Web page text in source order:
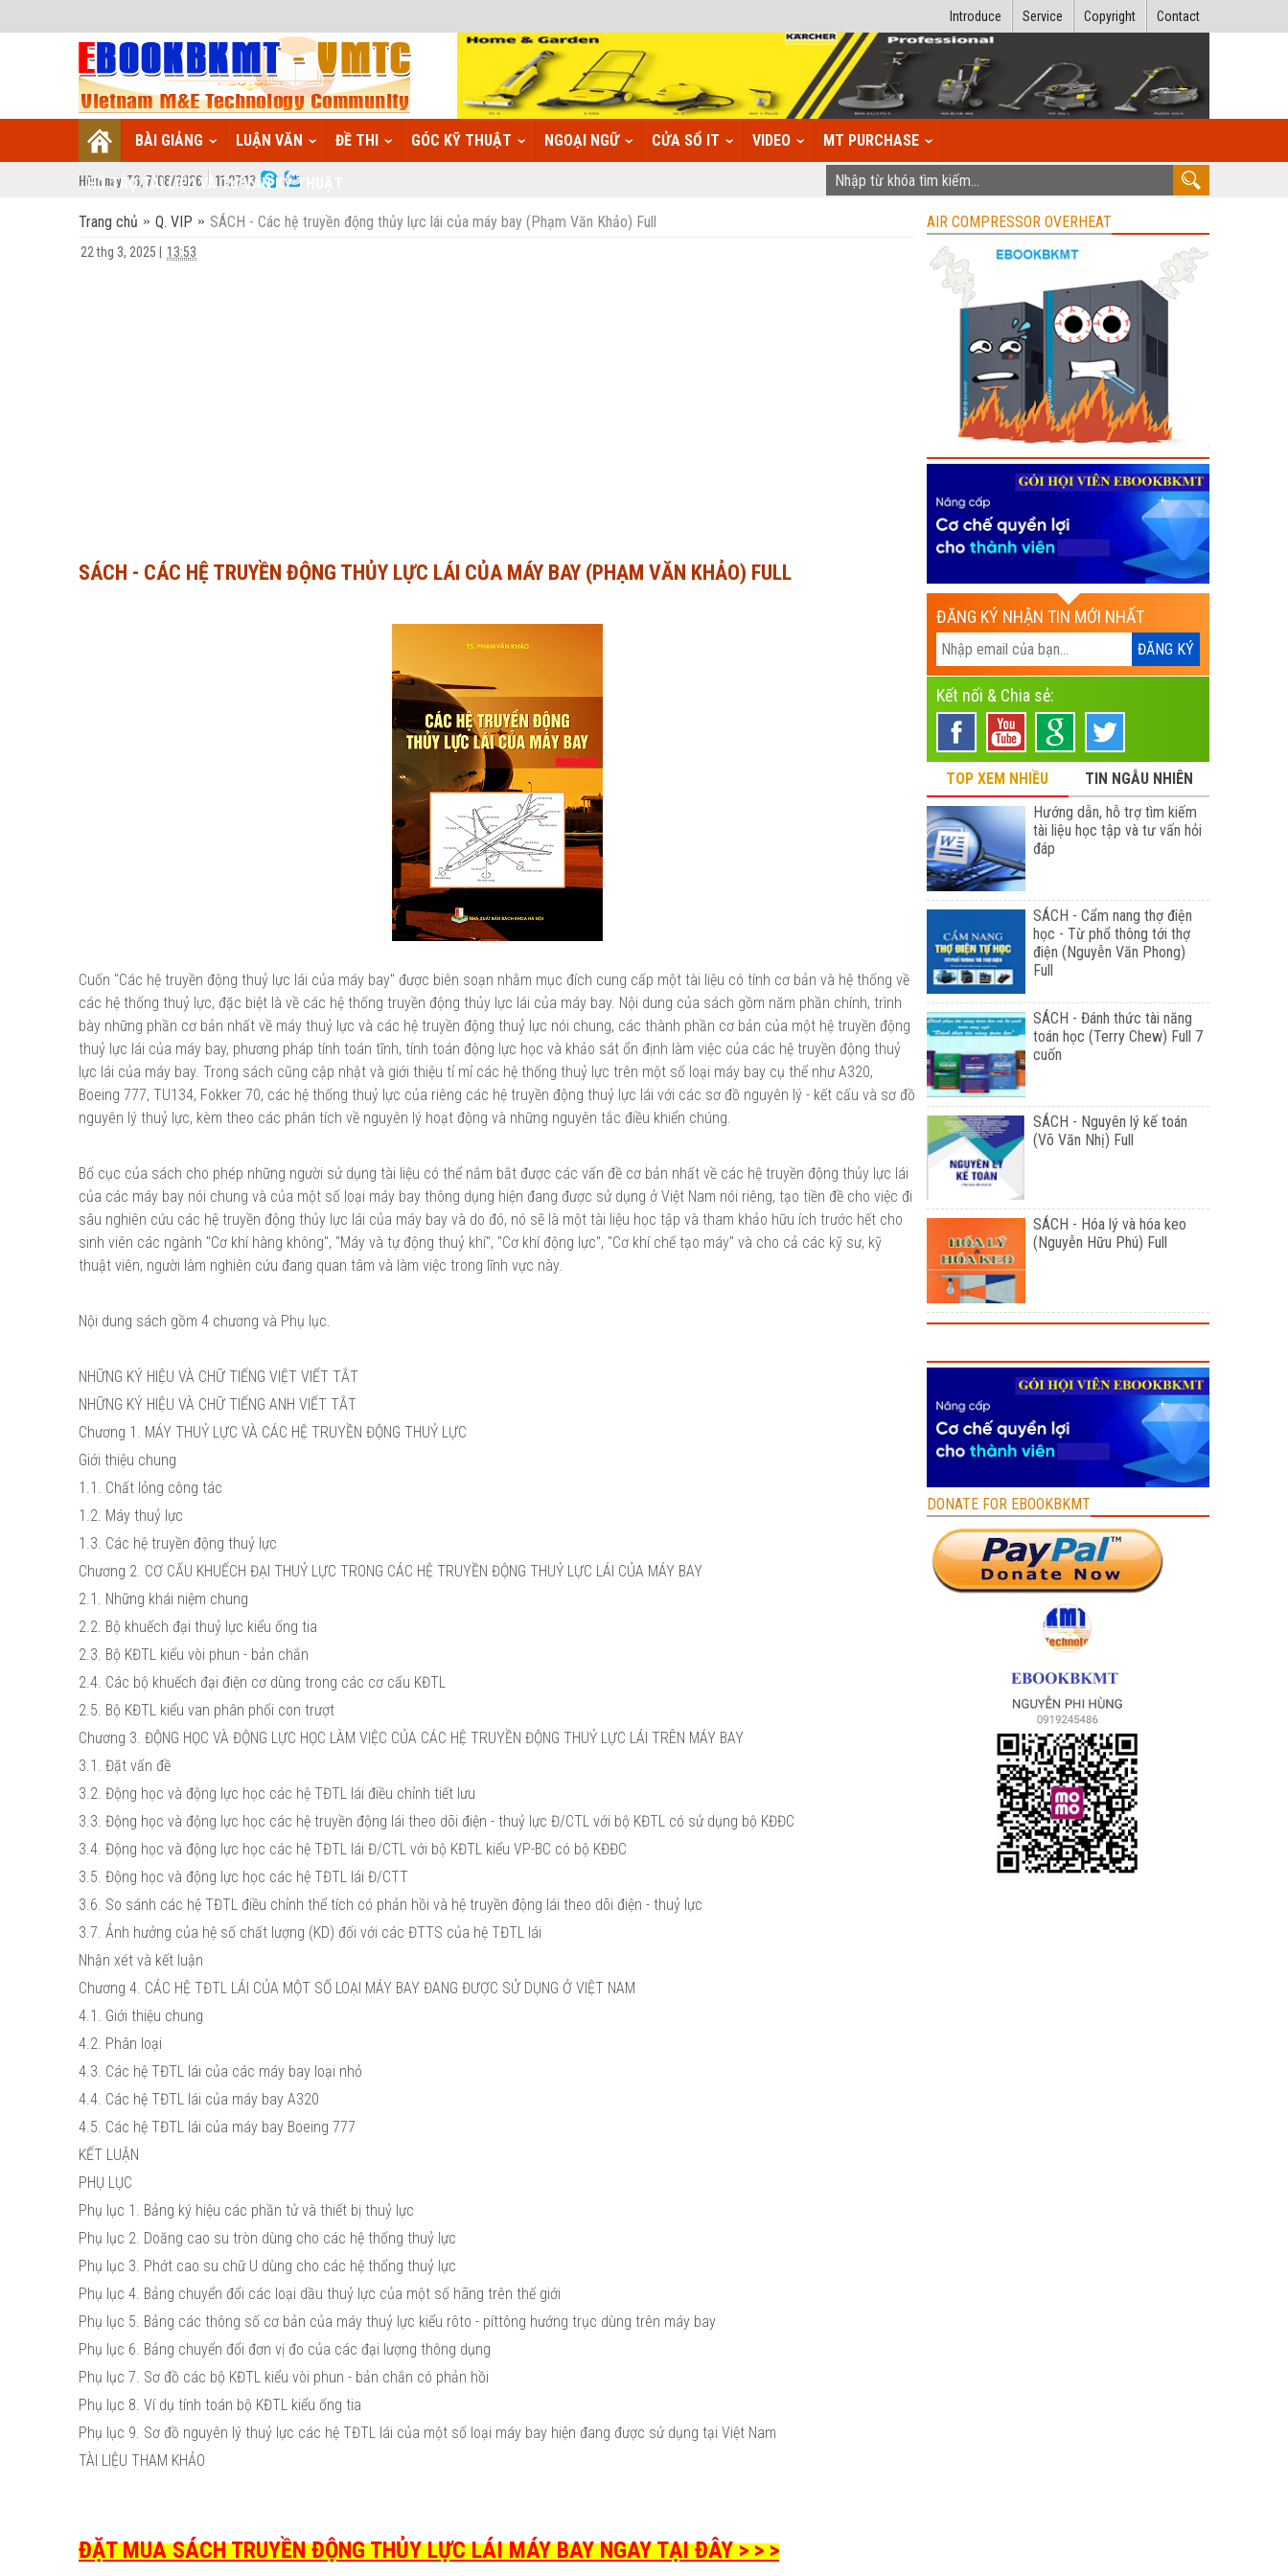
Contact
Copyright
Service
Introduce
BÀI GIẢNG LUẬN VĂN ĐỀ THI GÓC KỸ THUẬT NGOẠI NGỮ CỬA SỔ IT VIDEO MT PURCHASE
HỖ TRỢ TÀI LIỆU VÀ TƯ VẤN KỸ THUẬT
Hôm nay: T6, 7/08/2026 11:27:14
Trang chủ Q. VIP SÁCH - Các hệ truyền động thủy lực lái của máy bay (Phạm Văn Khảo) Full
22 thg 3, 2025 13:53
SÁCH - CÁC HỆ TRUYỀN ĐỘNG THỦY LỰC LÁI CỦA MÁY BAY (PHẠM VĂN KHẢO) FULL
Cuốn "Các hệ truyền động thuỷ lực lái của máy bay" được biên soạn nhằm mục đích cung cấp một tài liệu có tính cơ bản và hệ thống về
các hệ thống thuỷ lực, đặc biệt là về các hệ thống truyền động thủy lực lái của máy bay. Nội dung của sách gồm năm phần chính, trình
bày những phần cơ bản nhất về máy thuỷ lực và các hệ truyền động thuỷ lực nói chung, các thành phần cơ bản của một hệ truyền động
thuỷ lực lái của máy bay, phương pháp tính toán tĩnh, tính toán động lực học và khảo sát ổn định làm việc của các hệ truyền động thuỷ
lực lái của máy bay. Trong sách cũng cập nhật và giới thiệu tỉ mỉ các hệ thống thuỷ lực trên một số loại máy bay cụ thể như A320,
Boeing 777, TU134, Fokker 70, các hệ thống thuỷ lực của riêng các hệ truyền động thuỷ lực lái với các sơ đồ nguyên lý - kết cấu và sơ đồ
nguyên lý thuỷ lực, kèm theo các phân tích về nguyên lý hoạt động và những nguyên tắc điều khiển chúng.
Bố cục của sách cho phép những người sử dụng tài liệu có thể nắm bắt được các vấn đề cơ bản nhất về các hệ truyền động thủy lực lái
của các máy bay nói chung và của một số loại máy bay thông dụng hiện đang được sử dụng ở Việt Nam nói riêng, tạo tiền đề cho việc đi
sâu nghiên cứu các hệ truyền động thủy lực lái của máy bay và do đó, nó sẽ là một tài liệu học tập và tham khảo hữu ích trước hết cho
sinh viên các ngành "Cơ khí hàng không", "Máy và tự động thuỷ khí", "Cơ khí động lực", "Cơ khí chế tạo máy" và cho cả các kỹ sư, kỹ
thuật viên, người làm nghiên cứu đang quan tâm và làm việc trong lĩnh vực này.
Nội dung sách gồm 4 chương và Phụ lục.
NHỮNG KÝ HIỆU VÀ CHỮ TIẾNG VIỆT VIẾT TẮT
NHỮNG KÝ HIỆU VÀ CHỮ TIẾNG ANH VIẾT TẮT
Chương 1. MÁY THUỶ LỰC VÀ CÁC HỆ TRUYỀN ĐỘNG THUỶ LỰC
Giới thiệu chung
1.1. Chất lỏng công tác
1.2. Máy thuỷ lực
1.3. Các hệ truyền động thuỷ lực
Chương 2. CƠ CẤU KHUẾCH ĐẠI THUỶ LỰC TRONG CÁC HỆ TRUYỀN ĐỘNG THUỶ LỰC LÁI CỦA MÁY BAY
2.1. Những khái niệm chung
2.2. Bộ khuếch đại thuỷ lực kiểu ống tia
2.3. Bộ KĐTL kiểu vòi phun - bản chắn
2.4. Các bộ khuếch đại điện cơ dùng trong các cơ cấu KĐTL
2.5. Bộ KĐTL kiểu van phân phối con trượt
Chương 3. ĐỘNG HỌC VÀ ĐỘNG LỰC HỌC LÀM VIỆC CỦA CÁC HỆ TRUYỀN ĐỘNG THUỶ LỰC LÁI TRÊN MÁY BAY
3.1. Đặt vấn đề
3.2. Động học và động lực học các hệ TĐTL lái điều chỉnh tiết lưu
3.3. Động học và động lực học các hệ truyền động lái theo dõi điện - thuỷ lực Đ/CTL với bộ KĐTL có sử dụng bộ KĐĐC
3.4. Động học và động lực học các hệ TĐTL lái Đ/CTL với bộ KĐTL kiểu VP-BC có bộ KĐĐC
3.5. Động học và động lực học các hệ TĐTL lái Đ/CTT
3.6. So sánh các hệ TĐTL điều chỉnh thể tích có phản hồi và hệ truyền động lái theo dõi điện - thuỷ lực
3.7. Ảnh hưởng của hệ số chất lượng (KD) đối với các ĐTTS của hệ TĐTL lái
Nhận xét và kết luận
Chương 4. CÁC HỆ TĐTL LÁI CỦA MỘT SỐ LOẠI MÁY BAY ĐANG ĐƯỢC SỬ DỤNG Ở VIỆT NAM
4.1. Giới thiệu chung
4.2. Phân loại
4.3. Các hệ TĐTL lái của các máy bay loại nhỏ
4.4. Các hệ TĐTL lái của máy bay A320
4.5. Các hệ TĐTL lái của máy bay Boeing 777
KẾT LUẬN
PHỤ LỤC
Phụ lục 1. Bảng ký hiệu các phần tử và thiết bị thuỷ lực
Phụ lục 2. Doăng cao su tròn dùng cho các hệ thống thuỷ lực
Phụ lục 3. Phớt cao su chữ U dùng cho các hệ thống thuỷ lực
Phụ lục 4. Bảng chuyển đổi các loại dầu thuỷ lực của một số hãng trên thế giới
Phụ lục 5. Bảng các thông số cơ bản của máy thuỷ lực kiểu rôto - píttông hướng trục dùng trên máy bay
Phụ lục 6. Bảng chuyển đổi đơn vị đo của các đại lượng thông dụng
Phụ lục 7. Sơ đồ các bộ KĐTL kiểu vòi phun - bản chắn có phản hồi
Phụ lục 8. Ví dụ tính toán bộ KĐTL kiểu ống tia
Phụ lục 9. Sơ đồ nguyên lý thuỷ lực các hệ TĐTL lái của một số loại máy bay hiện đang được sử dụng tại Việt Nam
TÀI LIỆU THAM KHẢO
ĐẶT MUA SÁCH TRUYỀN ĐỘNG THỦY LỰC LÁI MÁY BAY NGAY TẠI ĐÂY > > >
AIR COMPRESSOR OVERHEAT
ĐĂNG KÝ NHẬN TIN MỚI NHẤT
Kết nối & Chia sẻ:
TOP XEM NHIỀU
TIN NGẪU NHIÊN
Hướng dẫn, hỗ trợ tìm kiếm
tài liệu học tập và tư vấn hỏi
đáp
SÁCH - Cẩm nang thợ điện
học - Từ phổ thông tới thợ
điện (Nguyễn Văn Phong)
Full
SÁCH - Đánh thức tài năng
toán học (Terry Chew) Full 7
cuốn
SÁCH - Nguyên lý kế toán
(Võ Văn Nhị) Full
SÁCH - Hóa lý và hóa keo
(Nguyễn Hữu Phú) Full
DONATE FOR EBOOKBKMT